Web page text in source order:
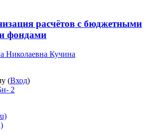
расчётов с бюджетными
фондами
Николаевна Кучина
(Вход)
2